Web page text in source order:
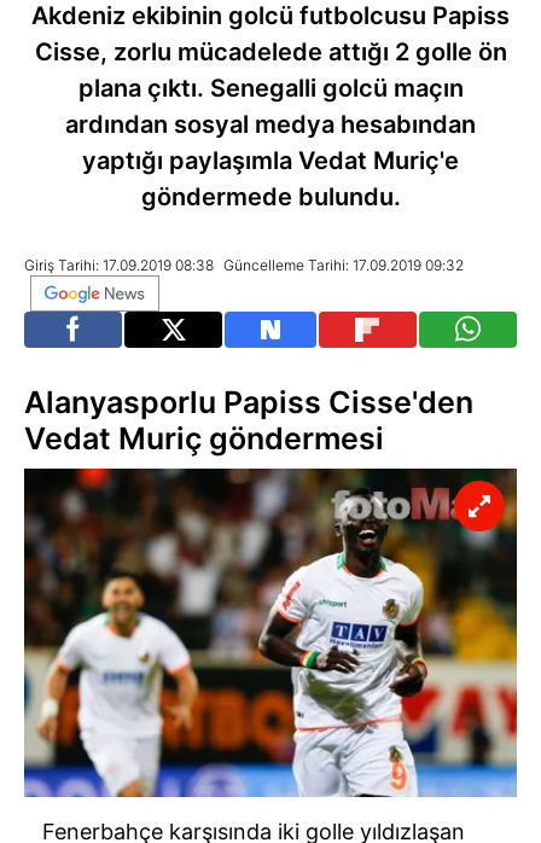
Akdeniz ekibinin golcü futbolcusu Papiss
Cisse, zorlu mücadelede attığı 2 golle ön
plana çıktı. Senegalli golcü maçın
ardından sosyal medya hesabından
yaptığı paylaşımla Vedat Muriç'e
göndermede bulundu.
Giriş Tarihi: 17.09.2019 08:38 Güncelleme Tarihi: 17.09.2019 09:32
Alanyasporlu Papiss Cisse'den
Vedat Muriç göndermesi
Fenerbahçe karşısında iki golle yıldızlaşan